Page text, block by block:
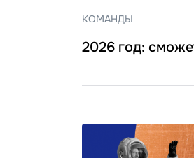
КОМАНДЫ
2026 год: